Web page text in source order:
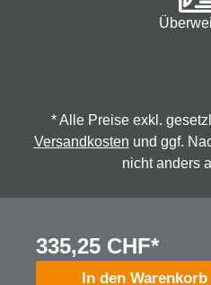
335,25 CHF*
In den Warenkorb
* Alle Preise exkl.
Versandkosten und ggf.
nicht anders